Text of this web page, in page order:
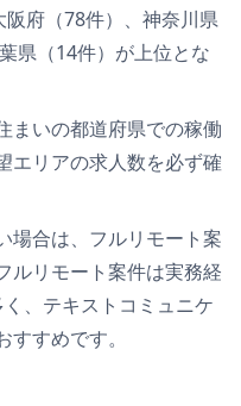
府（78件）、神奈川県
県（14件） が上位とな
まいの都道府県での稼働
エリアの求人数を必ず確
合は、 フルリモート案
ルリモート案件は実務経
、テキストコミュニケ
すめです。